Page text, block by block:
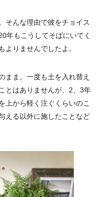
そんな理由で彼をチョイス
年もこうしてそばにいてく
よりませんでしたよ。
まま。一度も土を入れ替え
とはありませんが、2、3年
上から軽く注ぐくらいのこ
える以外に施したことなど